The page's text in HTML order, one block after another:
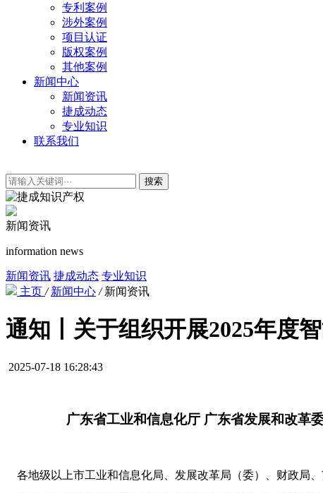
专利案例
涉外案例
项目认证
版权案例
其他案例
新闻中心
新闻资讯
捷成动态
专业知识
联系我们
搜索
新闻资讯
information news
新闻资讯 捷成动态 专业知识
主页 / 新闻中心 / 新闻资讯
通知丨关于组织开展2025年度
2025-07-18 16:28:43
广东省工业和信息化厅 广东省发展和改革
各地级以上市工业和信息化局、发展改革局（委）、财政局